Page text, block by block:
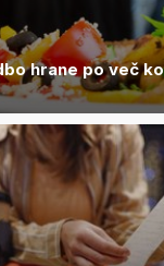
hrane po več